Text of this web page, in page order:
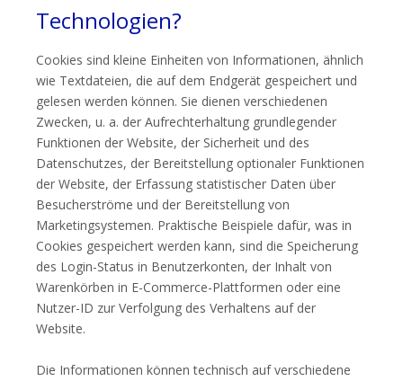
Technologien?
Cookies sind kleine Einheiten von Informationen, ähnlich
wie Textdateien, die auf dem Endgerät gespeichert und
gelesen werden können. Sie dienen verschiedenen
Zwecken, u. a. der Aufrechterhaltung grundlegender
Funktionen der Website, der Sicherheit und des
Datenschutzes, der Bereitstellung optionaler Funktionen
der Website, der Erfassung statistischer Daten über
Besucherströme und der Bereitstellung von
Marketingsystemen. Praktische Beispiele dafür, was in
Cookies gespeichert werden kann, sind die Speicherung
des Login-Status in Benutzerkonten, der Inhalt von
Warenkörben in E-Commerce-Plattformen oder eine
Nutzer-ID zur Verfolgung des Verhaltens auf der
Website.
Die Informationen können technisch auf verschiedene